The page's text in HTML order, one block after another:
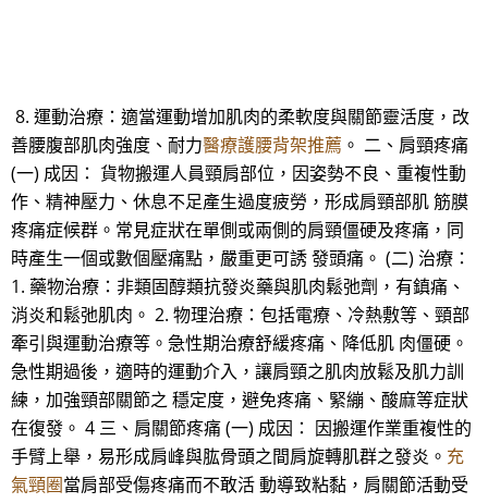
8. 運動治療：適當運動增加肌肉的柔軟度與關節靈活度，改
善腰腹部肌肉強度、耐力醫療護腰背架推薦 。 二、肩頸疼痛
(一) 成因： 貨物搬運人員頸肩部位，因姿勢不良、重複性動
作、精神壓力、休息不足產生過度疲勞，形成肩頸部肌 筋膜
疼痛症候群。常見症狀在單側或兩側的肩頸僵硬及疼痛，同
時產生一個或數個壓痛點，嚴重更可誘 發頭痛。 (二) 治療：
1. 藥物治療：非類固醇類抗發炎藥與肌肉鬆弛劑，有鎮痛、
消炎和鬆弛肌肉。 2. 物理治療：包括電療、冷熱敷等、頸部
牽引與運動治療等。急性期治療舒緩疼痛、降低肌 肉僵硬。
急性期過後，適時的運動介入，讓肩頸之肌肉放鬆及肌力訓
練，加強頸部關節之 穩定度，避免疼痛、緊繃、酸麻等症狀
在復發。 4 三、肩關節疼痛 (一) 成因： 因搬運作業重複性的
手臂上舉，易形成肩峰與肱骨頭之間肩旋轉肌群之發炎。 充
氣頸圈當肩部受傷疼痛而不敢活 動導致粘黏，肩關節活動受